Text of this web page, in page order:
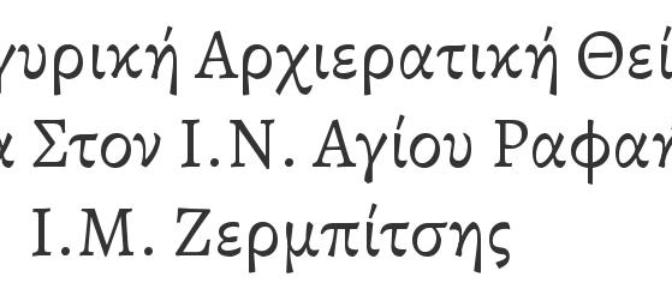
Αρχιερατική
Στον Ι.Ν. Αγίου
Ι.Μ. Ζερμπίτσης